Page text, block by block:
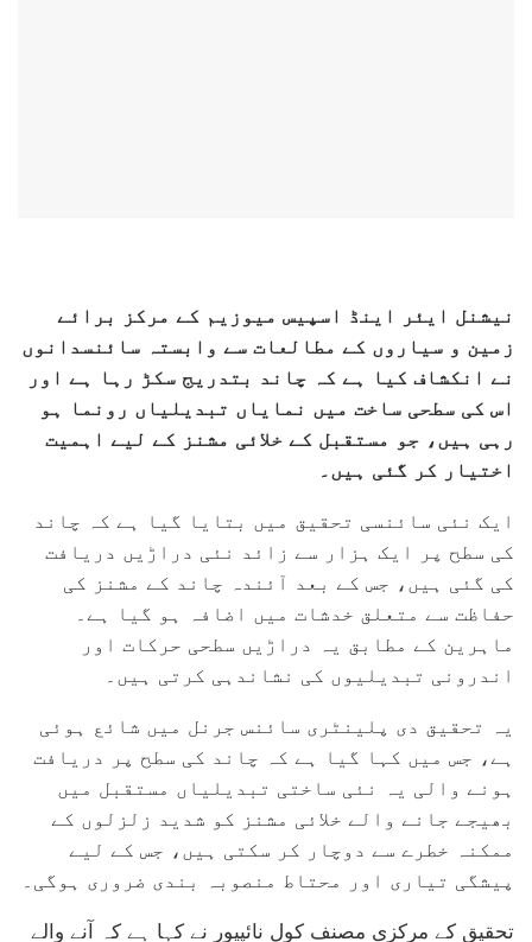
نیشنل ایئر اینڈ اسپیس میوزیم کے مرکز برائے
زمین و سیاروں کے مطالعات سے وابستہ سائنسدانوں
نے انکشاف کیا ہے کہ چاند بتدریج سکڑ رہا ہے اور
اس کی سطحی ساخت میں نمایاں تبدیلیاں رونما ہو
رہی ہیں، جو مستقبل کے خلائی مشنز کے لیے اہمیت
اختیار کر گئی ہیں۔
ایک نئی سائنسی تحقیق میں بتایا گیا ہے کہ چاند
کی سطح پر ایک ہزار سے زائد نئی دراڑیں دریافت
کی گئی ہیں، جس کے بعد آئندہ چاند کے مشنز کی
حفاظت سے متعلق خدشات میں اضافہ ہو گیا ہے۔
ماہرین کے مطابق یہ دراڑیں سطحی حرکات اور
اندرونی تبدیلیوں کی نشاندہی کرتی ہیں۔
یہ تحقیق دی پلینٹری سائنس جرنل میں شائع ہوئی
ہے، جس میں کہا گیا ہے کہ چاند کی سطح پر دریافت
ہونے والی یہ نئی ساختی تبدیلیاں مستقبل میں
بھیجے جانے والے خلائی مشنز کو شدید زلزلوں کے
ممکنہ خطرے سے دوچار کر سکتی ہیں، جس کے لیے
پیشگی تیاری اور محتاط منصوبہ بندی ضروری ہوگی۔
تحقیق کے مرکزی مصنف کول نائپیور نے کہا ہے کہ آنے والے